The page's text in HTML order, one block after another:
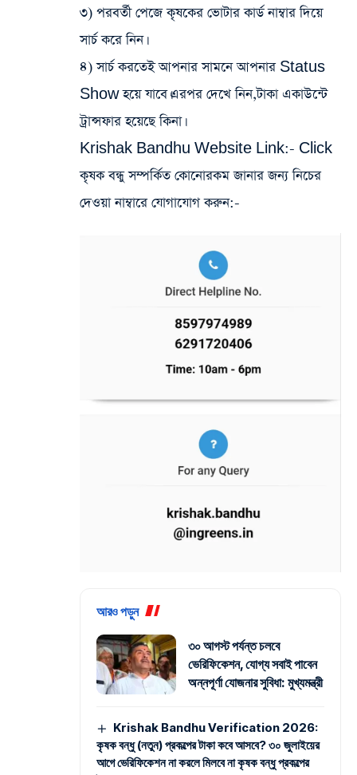
৩) পরবর্তী পেজে কৃষকের ভোটার কার্ড নাম্বার দিয়ে
সার্চ করে নিন।
৪) সার্চ করতেই আপনার সামনে আপনার Status
Show হয়ে যাবে।এরপর দেখে নিন,টাকা একাউন্টে
ট্রান্সফার হয়েছে কিনা।
Krishak Bandhu Website Link:- Click
কৃষক বন্ধু সম্পর্কিত কোনোরকম জানার জন্য নিচের
দেওয়া নাম্বারে যোগাযোগ করুন:-
আরও পড়ুন
৩০ আগস্ট পর্যন্ত চলবে
ভেরিফিকেশন, যোগ্য সবাই পাবেন
অন্নপূর্ণা যোজনার সুবিধা: মুখ্যমন্ত্রী
Krishak Bandhu Verification 2026:
কৃষক বন্ধু (নতুন) প্রকল্পের টাকা কবে আসবে? ৩০ জুলাইয়ের
আগে ভেরিফিকেশন না করলে মিলবে না কৃষক বন্ধু প্রকল্পের